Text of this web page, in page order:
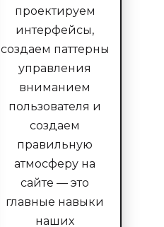
проектируем
интерфейсы,
создаем паттерны
управления
вниманием
пользователя и
создаем
правильную
атмосферу на
сайте — это
главные навыки
наших